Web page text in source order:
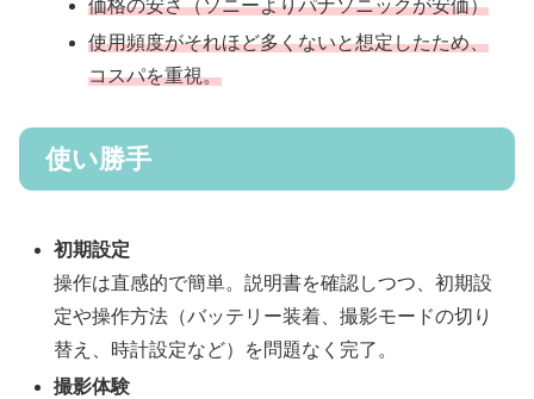
価格の安さ（ソニーよりパナソニックが安価）
使用頻度がそれほど多くないと想定したため、
コスパを重視。
使い勝手
初期設定
操作は直感的で簡単。説明書を確認しつつ、初期設
定や操作方法（バッテリー装着、撮影モードの切り
替え、時計設定など）を問題なく完了。
撮影体験